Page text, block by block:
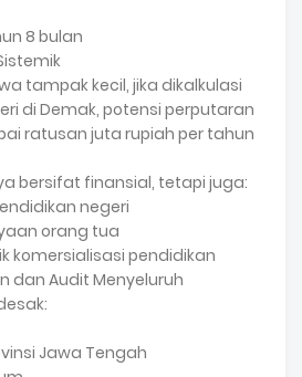
8 bulan
tampak kecil, jika dikalkulasi
di Demak, potensi perputaran
ratusan juta rupiah per tahun
bersifat finansial, tetapi juga:
negeri
orang tua
komersialisasi pendidikan
dan Audit Menyeluruh
Jawa Tengah